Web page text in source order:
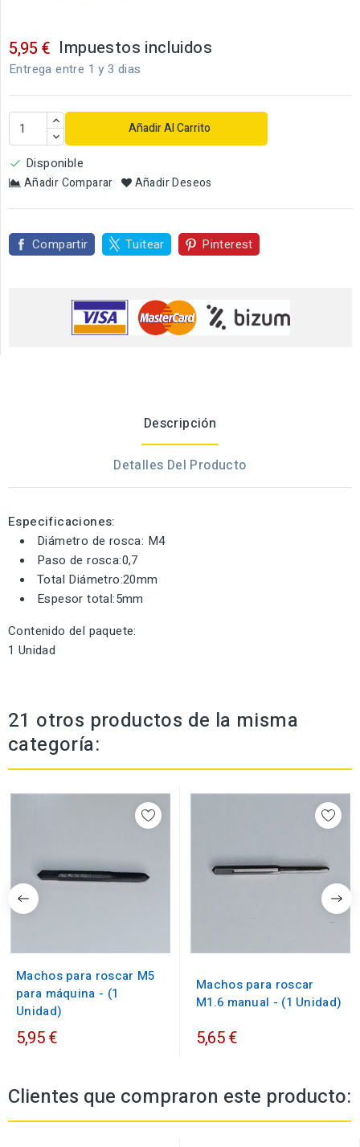
5,95 € Impuestos incluidos
Entrega entre 1 y 3 dias
Añadir Al Carrito
 Disponible
Añadir Comparar Añadir Deseos
Compartir Tuitear Pinterest
Descripción
Detalles Del Producto
Especificaciones:
Diámetro de rosca: M4
Paso de rosca:0,7
Total Diámetro:20mm
Espesor total:5mm
Contenido del paquete:
1 Unidad
21 otros productos de la misma
categoría:
Machos para roscar M5
para máquina - (1
Unidad)
5,95 €
Machos para roscar
M1.6 manual - (1 Unidad)
5,65 €
Clientes que compraron este producto: